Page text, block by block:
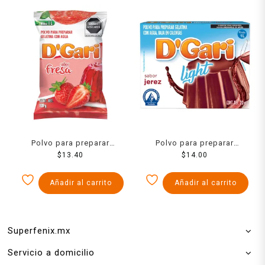
Polvo para preparar
gelatina D´Gari de agua
$13.40
Añadir al carrito
Polvo para preparar
gelatina D´Gari de agua
$14.00
Añadir al carrito
Superfenix.mx
Servicio a domicilio